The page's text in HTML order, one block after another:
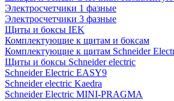
Электросчетчики 1 фазные
Электросчетчики 3 фазные
Щиты и боксы IEK
Комплектующие к щитам и боксам
Комплектующие к щитам Schneider
Щиты и боксы Schneider electric
Schneider Electric EASY9
Schneider electric Kaedra
Schneider Electric MINI-PRAGMA